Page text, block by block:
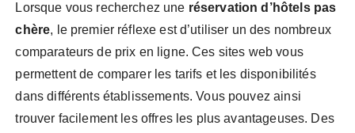
Lorsque vous recherchez une réservation d’hôtels pas
chère, le premier réflexe est d’utiliser un des nombreux
comparateurs de prix en ligne. Ces sites web vous
permettent de comparer les tarifs et les disponibilités
dans différents établissements. Vous pouvez ainsi
trouver facilement les offres les plus avantageuses. Des